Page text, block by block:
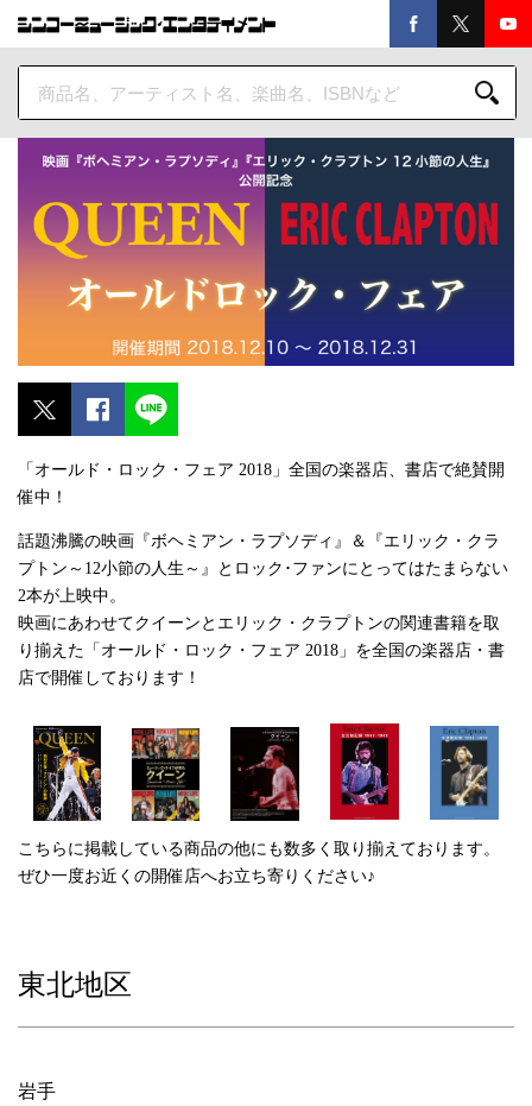
「オールド・ロック・フェア 2018」全国の楽器店、書店で絶賛開
催中！
話題沸騰の映画『ボヘミアン・ラプソディ』＆『エリック・クラ
プトン～12小節の人生～』とロック･ファンにとってはたまらない
2本が上映中。
映画にあわせてクイーンとエリック・クラプトンの関連書籍を取
り揃えた「オールド・ロック・フェア 2018」を全国の楽器店・書
店で開催しております！
こちらに掲載している商品の他にも数多く取り揃えております。
ぜひ一度お近くの開催店へお立ち寄りください♪
東北地区
岩手